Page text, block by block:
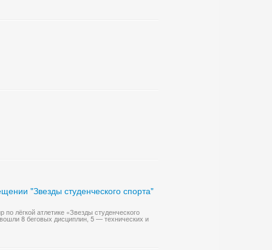
"Звезды студенческого спорта"
лёгкой атлетике «Звезды студенческого
8 беговых дисциплин, 5 — технических и